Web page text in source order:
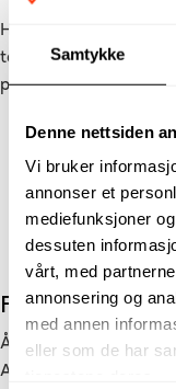
Samtykke
Denne nettsiden
Vi bruker
annonser et
mediefunksjoner
dessuten
vårt, med
annonsering og
med annen
eller som de har
Han ser for seg en
teknisk arbeid og
prosjektledelse på sikt.
Jeg drømmer
kundene blir
være med å
Å være student,
Andreas, men med